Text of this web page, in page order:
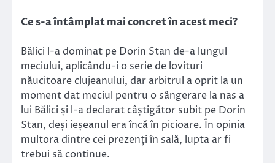
Ce s-a întâmplat mai concret în acest meci?
Bălici l-a dominat pe Dorin Stan de-a lungul
meciului, aplicându-i o serie de lovituri
năucitoare clujeanului, dar arbitrul a oprit la un
moment dat meciul pentru o sângerare la nas a
lui Bălici și l-a declarat câștigător subit pe Dorin
Stan, deși ieșeanul era încă în picioare. În opinia
multora dintre cei prezenți în sală, lupta ar fi
trebui să continue.